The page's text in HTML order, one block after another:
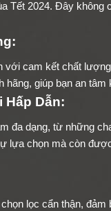
Tết 2024. Đây không
với cam kết chất
hãng, giúp bạn an
Hấp Dẫn:
đa dạng, từ những
lựa chọn mà còn
lọc cẩn thận,